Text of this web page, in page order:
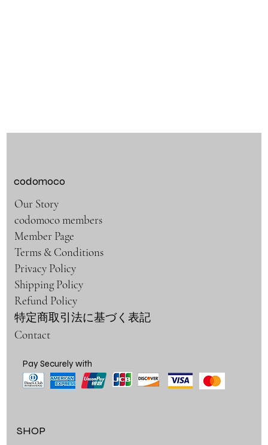
codomoco
Our Story
codomoco members
Member Page
Terms & Conditions
Privacy Policy
Shipping Policy
Refund Policy
特定商取引法に基づく表記
Contact
SHOP
Pay Securely with